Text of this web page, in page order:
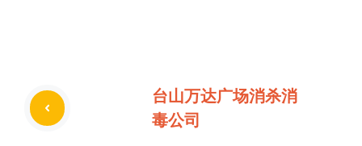
台山万达广场消杀消
毒公司